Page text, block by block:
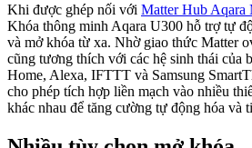
Khi được ghép nối với Matter Hub Aqara
Khóa thông minh Aqara U300 hỗ trợ tự
và mở khóa từ xa. Nhờ giao thức Matter
cũng tương thích với các hệ sinh thái của
Home, Alexa, IFTTT và Samsung
cho phép tích hợp liền mạch vào nhiều
khác nhau để tăng cường tự động hóa và